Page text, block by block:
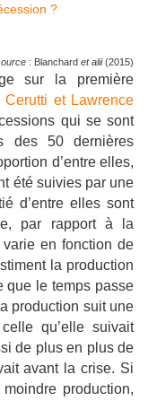
: Blanchard et alii(2015)
sur la première
et Lawrence
qui se sont
des 50 dernières
d’entre elles,
été suivies par une
d’entre elles sont
par rapport à la
varie en fonction de
la production
que le temps passe
production suit une
qu’elle suivait
de plus en plus de
avant la crise. Si
production,